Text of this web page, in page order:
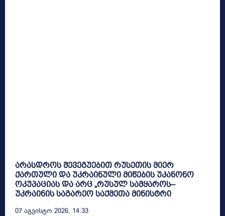
არასდროს შევეგუებით რუსეთის მიერ
ქართული და უკრაინული მიწების უკანონო
ოკუპაციას და არც „რუსულ სამყაროს–
უკრაინის საგარეო საქმეთა მინისტრი
07 Აგვისტო 2026, 14:33